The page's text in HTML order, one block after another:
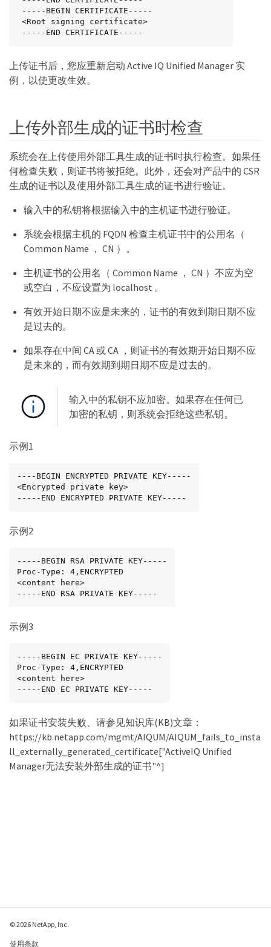
-----END CERTIFICATE-----
上传证书后，您应重新启动 Active IQ Unified Manager 实
例，以使更改生效。
上传外部生成的证书时检查
系统会在上传使用外部工具生成的证书时执行检查。如果任
何检查失败，则证书将被拒绝。此外，还会对产品中的 CSR
生成的证书以及使用外部工具生成的证书进行验证。
输入中的私钥将根据输入中的主机证书进行验证。
系统会根据主机的 FQDN 检查主机证书中的公用名（
Common Name ， CN ）。
主机证书的公用名（ Common Name ， CN ）不应为空
或空白，不应设置为 localhost 。
有效开始日期不应是未来的，证书的有效到期日期不应
是过去的。
如果存在中间 CA 或 CA ，则证书的有效期开始日期不应
是未来的，而有效期到期日期不应是过去的。
输入中的私钥不应加密。如果存在任何已
加密的私钥，则系统会拒绝这些私钥。
示例1
----BEGIN ENCRYPTED PRIVATE KEY-----
<Encrypted private key>
-----END ENCRYPTED PRIVATE KEY-----
示例2
-----BEGIN RSA PRIVATE KEY-----
Proc-Type: 4,ENCRYPTED
<content here>
-----END RSA PRIVATE KEY-----
示例3
-----BEGIN EC PRIVATE KEY-----
Proc-Type: 4,ENCRYPTED
<content here>
-----END EC PRIVATE KEY-----
如果证书安装失败、请参见知识库(KB)文章：
https://kb.netapp.com/mgmt/AIQUM/AIQUM_fails_to_insta
ll_externally_generated_certificate["ActiveIQ Unified
Manager无法安装外部生成的证书"^]
© 2026 NetApp, Inc.
使用条款